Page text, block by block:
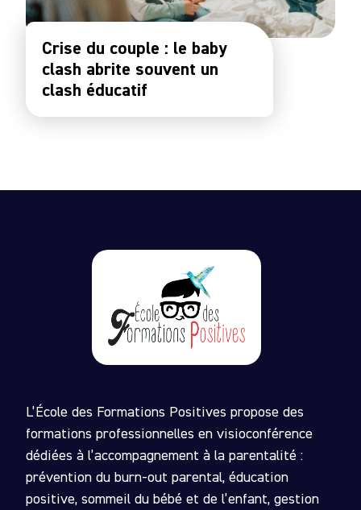
Crise du couple : le baby
clash abrite souvent un
clash éducatif
L’École des Formations Positives propose des
formations professionnelles en visioconférence
dédiées à l’accompagnement à la parentalité :
prévention du burn-out parental, éducation
positive, sommeil du bébé et de l’enfant, gestion